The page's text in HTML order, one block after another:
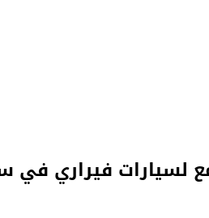
لسيارات فيراري